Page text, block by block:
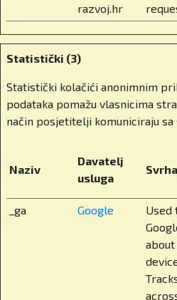
za vaše učenike? Kako
učenika u BISZ-u?
svijeta.
Točno. Imamo jako
održava na engleskom, ali
hrvatski jezik kako bismo
povezanost. Internat je
učenicima i nudi potpunu
prehrane do izvannastavnih
uključuje razne sportove,
radionice, kritičko
je kod nas već standard u
razvoj.hr
Statistički (3)
Statistički kolačići anonimnim
podataka pomažu vlasnicima
način posjetitelji komuniciraju sa
Naziv
Davatelj
usluga
Svrha
_ga
Google
Used